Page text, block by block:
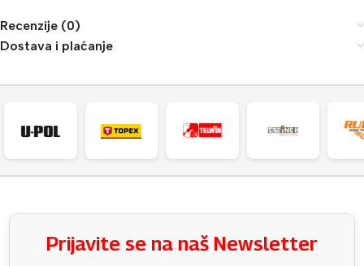
Recenzije (0)
Dostava i plaćanje
Prijavite se na naš Newsletter